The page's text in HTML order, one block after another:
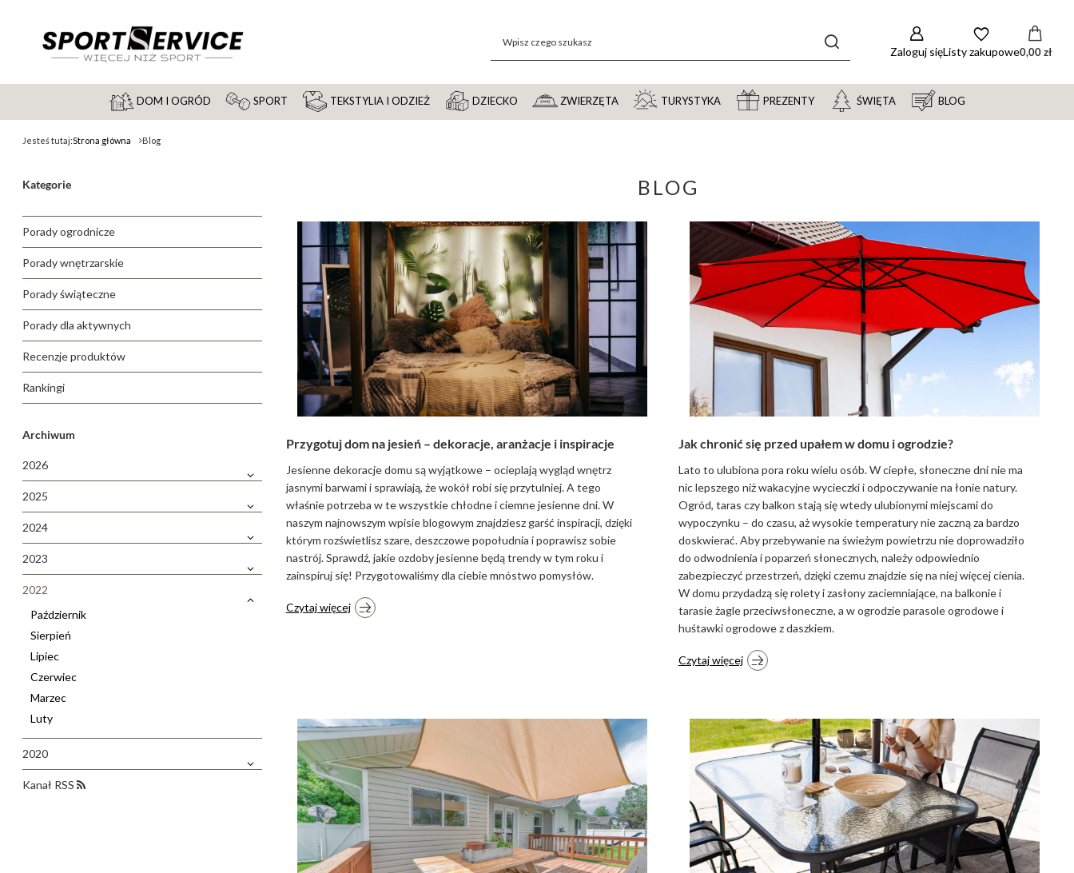
Zaloguj sięListy zakupowe0,00 zł
DOM I OGRÓD SPORT TEKSTYLIA I ODZIEŻ DZIECKO ZWIERZĘTA TURYSTYKA PREZENTY ŚWIĘTA BLOG
Jesteś tutaj:Strona główna Blog
Kategorie
Porady ogrodnicze
Porady wnętrzarskie
Porady świąteczne
Porady dla aktywnych
Recenzje produktów
Rankingi
Archiwum
2026
2025
2024
2023
2022
Październik
Sierpień
Lipiec
Czerwiec
Marzec
Luty
2020
Kanał RSS
BLOG
Przygotuj dom na jesień – dekoracje, aranżacje i inspiracje
Jesienne dekoracje domu są wyjątkowe – ocieplają wygląd wnętrz
jasnymi barwami i sprawiają, że wokół robi się przytulniej. A tego
właśnie potrzeba w te wszystkie chłodne i ciemne jesienne dni. W
naszym najnowszym wpisie blogowym znajdziesz garść inspiracji, dzięki
którym rozświetlisz szare, deszczowe popołudnia i poprawisz sobie
nastrój. Sprawdź, jakie ozdoby jesienne będą trendy w tym roku i
zainspiruj się! Przygotowaliśmy dla ciebie mnóstwo pomysłów.
Czytaj więcej
Jak chronić się przed upałem w domu i ogrodzie?
Lato to ulubiona pora roku wielu osób. W ciepłe, słoneczne dni nie ma
nic lepszego niż wakacyjne wycieczki i odpoczywanie na łonie natury.
Ogród, taras czy balkon stają się wtedy ulubionymi miejscami do
wypoczynku – do czasu, aż wysokie temperatury nie zaczną za bardzo
doskwierać. Aby przebywanie na świeżym powietrzu nie doprowadziło
do odwodnienia i poparzeń słonecznych, należy odpowiednio
zabezpieczyć przestrzeń, dzięki czemu znajdzie się na niej więcej cienia.
W domu przydadzą się rolety i zasłony zaciemniające, na balkonie i
tarasie żagle przeciwsłoneczne, a w ogrodzie parasole ogrodowe i
huśtawki ogrodowe z daszkiem.
Czytaj więcej